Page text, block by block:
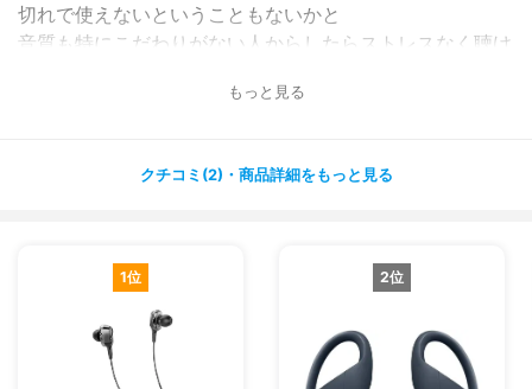
切れで使えないということもないかと
音質も特にこだわりがない人からしたらストレスなく聴け
の人の話し声や車の音などがしっかり聞こえるようです
もっと見る
クチコミ(2)・商品詳細をもっと見る
1位 2位